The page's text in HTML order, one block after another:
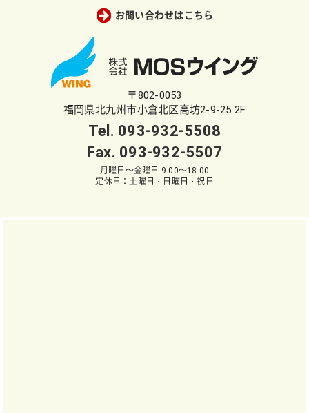
お問い合わせはこちら
〒802-0053
福岡県北九州市小倉北区高坊2-9-25 2F
Tel. 093-932-5508
Fax. 093-932-5507
月曜日～金曜日 9:00～18:00
定休日：土曜日・日曜日・祝日